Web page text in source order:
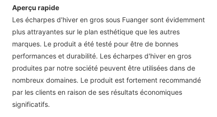
Aperçu rapide
Les écharpes d'hiver en gros sous Fuanger sont évidemment
plus attrayantes sur le plan esthétique que les autres
marques. Le produit a été testé pour être de bonnes
performances et durabilité. Les écharpes d'hiver en gros
produites par notre société peuvent être utilisées dans de
nombreux domaines. Le produit est fortement recommandé
par les clients en raison de ses résultats économiques
significatifs.